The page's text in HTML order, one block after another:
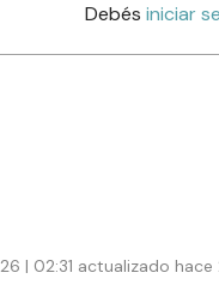
Debés iniciar
| 02:31 actualizado hace